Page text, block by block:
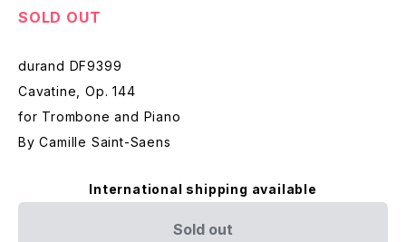
SOLD OUT
durand DF9399
Cavatine, Op. 144
for Trombone and Piano
By Camille Saint-Saens
International shipping available
Sold out